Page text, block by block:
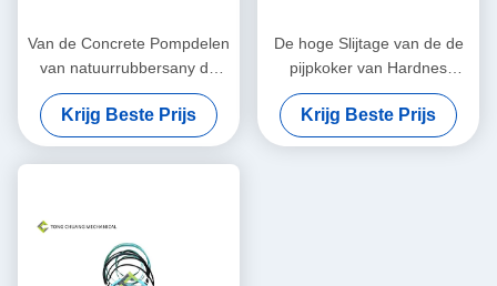
Van de Concrete Pompdelen
van natuurrubbersany de
Accumulatorcapsule
Krijg Beste Prijs
De hoge Slijtage van de de
pijpkoker van Hardnes
Concrete voor s-Klep Kop
van de drijfstang
Krijg Beste Prijs